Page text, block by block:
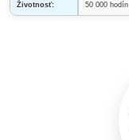
Životnosť: 50 000 hodín